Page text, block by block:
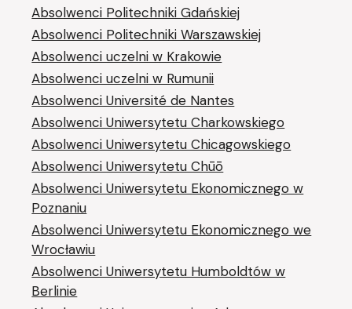
Absolwenci Politechniki Gdańskiej
Absolwenci Politechniki Warszawskiej
Absolwenci uczelni w Krakowie
Absolwenci uczelni w Rumunii
Absolwenci Université de Nantes
Absolwenci Uniwersytetu Charkowskiego
Absolwenci Uniwersytetu Chicagowskiego
Absolwenci Uniwersytetu Chūō
Absolwenci Uniwersytetu Ekonomicznego w
Poznaniu
Absolwenci Uniwersytetu Ekonomicznego we
Wrocławiu
Absolwenci Uniwersytetu Humboldtów w
Berlinie